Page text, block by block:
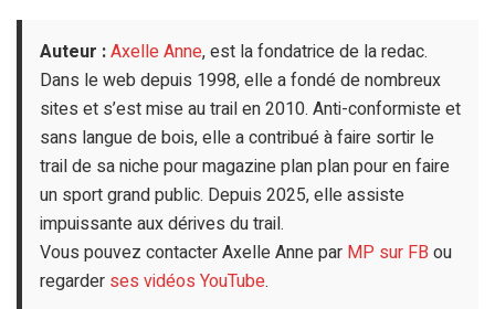
Auteur :Axelle Anne, est la fondatrice de la redac.
Dans le web depuis 1998, elle a fondé de nombreux
sites et s’est mise au trail en 2010. Anti-conformiste et
sans langue de bois, elle a contribué à faire sortir le
trail de sa niche pour magazine plan plan pour en faire
un sport grand public. Depuis 2025, elle assiste
impuissante aux dérives du trail.
Vous pouvez contacter Axelle Anne par MP sur FB ou
regarder ses vidéos YouTube.